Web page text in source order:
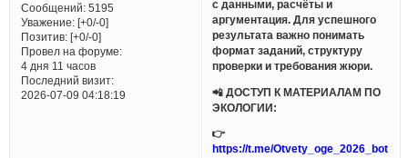
Сообщений:5195
Уважение: [+0/-0]
Позитив: [+0/-0]
Провел на форуме:
4 дня 11 часов
Последний визит:
2026-07-09 04:18:19
с данными, расчёты и
аргументация. Для успешного
результата важно понимать
формат заданий, структуру
проверки и требования жюри.
📲 ДОСТУП К МАТЕРИАЛАМ ПО
ЭКОЛОГИИ:
👉
https://t.me/Otvety_oge_2026_bot